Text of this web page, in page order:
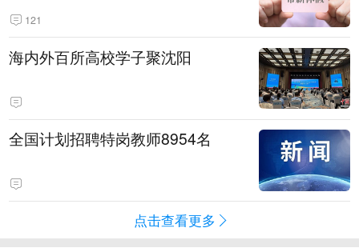
121
海内外百所高校学子聚沈阳
全国计划招聘特岗教师8954名
点击查看更多